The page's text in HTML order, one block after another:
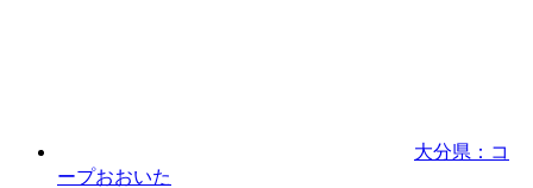
大分県：コ
ープおおいた